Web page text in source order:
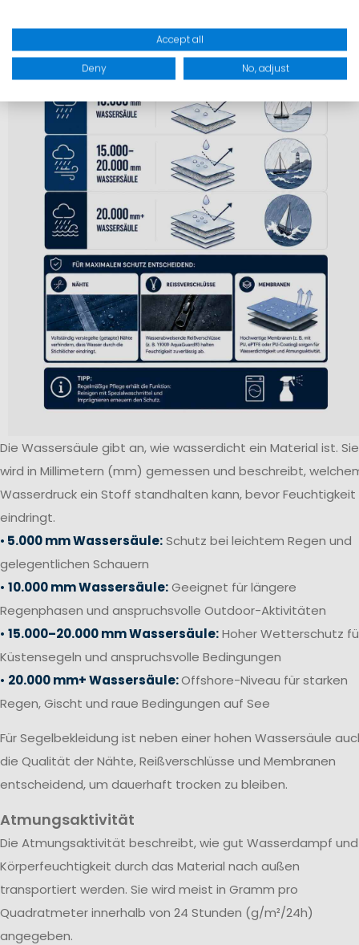
Die Wassersäule gibt an, wie wasserdicht ein Material ist. Sie
wird in Millimetern (mm) gemessen und beschreibt,
Wasserdruck ein Stoff standhalten kann, bevor Feuchtigkeit
eindringt.
• 5.000 mm Wassersäule:Schutz bei leichtem Regen und
gelegentlichen Schauern
• 10.000 mm Wassersäule:Geeignet für längere
Regenphasen und anspruchsvolle Outdoor-Aktivitäten
• 15.000–20.000 mm Wassersäule:Hoher Wetterschutz
Küstensegeln und anspruchsvolle Bedingungen
• 20.000 mm+ Wassersäule:Offshore-Niveau für starken
Regen, Gischt und raue Bedingungen auf See
Für Segelbekleidung ist neben einer hohen Wassersäule
die Qualität der Nähte, Reißverschlüsse und Membranen
entscheidend, um dauerhaft trocken zu bleiben.
Atmungsaktivität
Die Atmungsaktivität beschreibt, wie gut Wasserdampf und
Körperfeuchtigkeit durch das Material nach außen
transportiert werden. Sie wird meist in Gramm pro
Quadratmeter innerhalb von 24 Stunden (g/m²/24h)
angegeben.
Accept all
Deny No, adjust